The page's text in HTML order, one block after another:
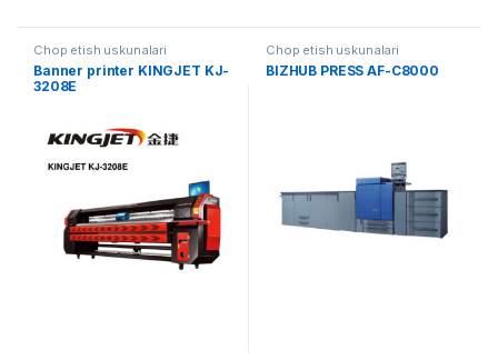
Chop etish uskunalari
Banner printer KINGJET KJ-
3208E
Chop etish uskunalari
BIZHUB PRESS AF-C8000